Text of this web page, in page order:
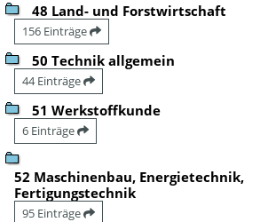
48 Land- und Forstwirtschaft
156 Einträge
50 Technik allgemein
44 Einträge
51 Werkstoffkunde
6 Einträge
52 Maschinenbau, Energietechnik,
Fertigungstechnik
95 Einträge